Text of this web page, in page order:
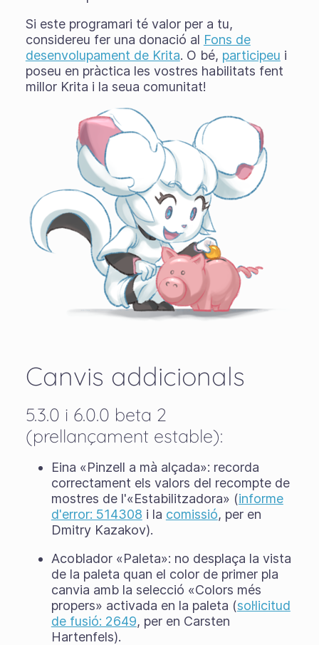
Si este programari té valor per a tu,
considereu fer una donació al Fons de
desenvolupament de Krita. O bé, participeu i
poseu en pràctica les vostres habilitats fent
millor Krita i la seua comunitat!
Canvis addicionals
5.3.0 i 6.0.0 beta 2
(prellançament estable):
Eina «Pinzell a mà alçada»: recorda
correctament els valors del recompte de
mostres de l'«Estabilitzadora» (informe
d'error: 514308 i la comissió, per en
Dmitry Kazakov).
Acoblador «Paleta»: no desplaça la vista
de la paleta quan el color de primer pla
canvia amb la selecció «Colors més
propers» activada en la paleta (sol·licitud
de fusió: 2649, per en Carsten
Hartenfels).